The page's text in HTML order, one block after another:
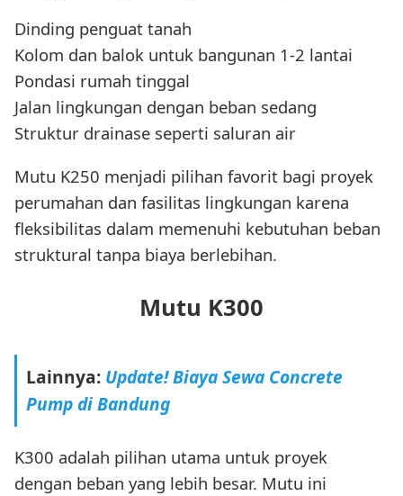
Dinding penguat tanah
Kolom dan balok untuk bangunan 1-2 lantai
Pondasi rumah tinggal
Jalan lingkungan dengan beban sedang
Struktur drainase seperti saluran air
Mutu K250 menjadi pilihan favorit bagi proyek
perumahan dan fasilitas lingkungan karena
fleksibilitas dalam memenuhi kebutuhan beban
struktural tanpa biaya berlebihan.
Mutu K300
Lainnya: Update! Biaya Sewa Concrete
Pump di Bandung
K300 adalah pilihan utama untuk proyek
dengan beban yang lebih besar. Mutu ini